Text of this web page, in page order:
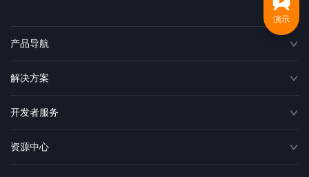
产品导航
解决方案
开发者服务
资源中心
演示